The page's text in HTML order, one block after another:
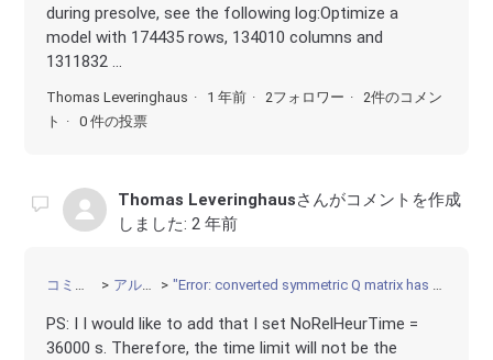
during presolve, see the following log:Optimize a
model with 174435 rows, 134010 columns and
1311832 ...
Thomas Leveringhaus 1 年前 2フォロワー
2件のコメン
ト
0 件の投票
Thomas Leveringhausさんがコメントを作成
しました:2 年前
アルゴリズム "Error: converted symmetric Q matrix has more than two billion nonzeros" despite bilinear terms with binaries
PS: I I would like to add that I set NoRelHeurTime =
36000 s. Therefore, the time limit will not be the